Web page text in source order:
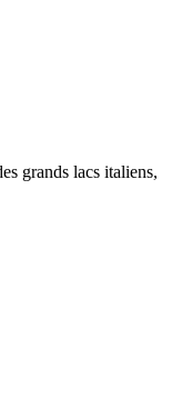
grands lacs italiens,